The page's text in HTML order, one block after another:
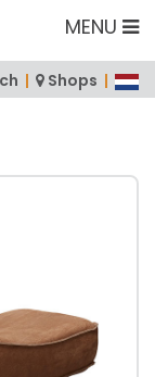
MENU
| Shops |